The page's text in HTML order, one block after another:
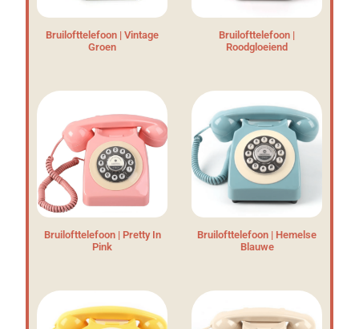
Bruilofttelefoon | Vintage
Groen
Bruilofttelefoon |
Roodgloeiend
Bruilofttelefoon | Pretty In
Pink
Bruilofttelefoon | Hemelse
Blauwe